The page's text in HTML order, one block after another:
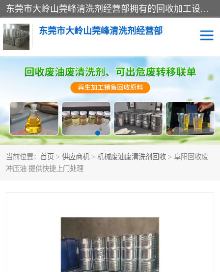
东莞市大岭山莞峰清洗剂经营部拥有的回收加工设备，大量废油回收、废清洗剂回收、废溶剂油回收、机械废油废清洗剂回收、废碳氢回收、碳氢液压油回收、碳氢二氯回收等废清洗剂处理；我们只是提供废旧化工原料的循环使用存放点，执行正规的存放，有正规的回收资质处理。同时我们公司批发零售回收级清洗剂，脱模油再生基础油，质量保证。
东莞市大岭山莞峰清洗剂经营部
当前位置： 首页 > 供应商机 > 机械废油废清洗剂回收 > 阜阳回收废
冲压油 提供快捷上门处理
废清洗剂回收
废溶剂油回收 机械废油废清洗剂回收
废碳氢回收 碳氢液压油回收
碳氢二氯回收 回收废三四氯乙烯
上门回收废清洗剂